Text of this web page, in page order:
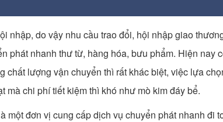
nhập, do vậy nhu cầu trao đổi, hội nhập giao
phát nhanh thư từ, hàng hóa, bưu phẩm. Hiện nay
chất lượng vận chuyển thì rất khác biệt, việc lựa
mà chi phí tiết kiệm thì khó như mò kim đáy bể.
một đơn vị cung cấp dịch vụ chuyển phát nhanh đi